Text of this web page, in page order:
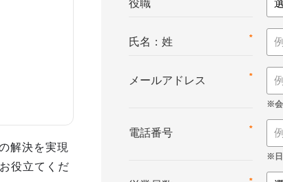
解決を実現
役立てくだ
役職
*
氏名：姓
*
メールアドレス
*
電話番号